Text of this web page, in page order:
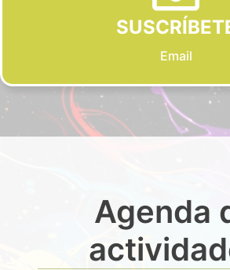
Email
Agenda